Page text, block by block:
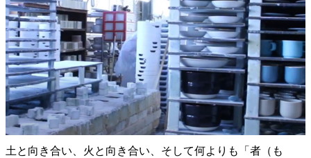
土と向き合い、火と向き合い、そして何よりも「者（も